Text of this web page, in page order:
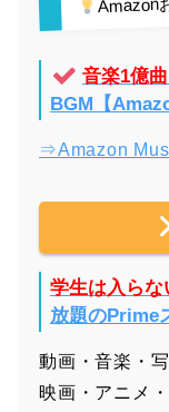
音楽1億
BGM【
⇒Amazon
学生は入らな
放題のPrime
動画・音楽・
映画・アニメ